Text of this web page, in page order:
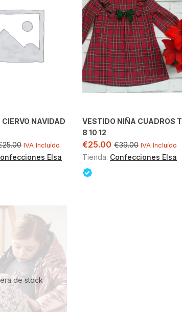
NAVIDAD
25.00 IVA Incluído
Elsa
VESTIDO NIÑA CUADROS T
8 10 12
€25.00 €39.00 IVA Incluído
Tienda: Confecciones Elsa
de stock